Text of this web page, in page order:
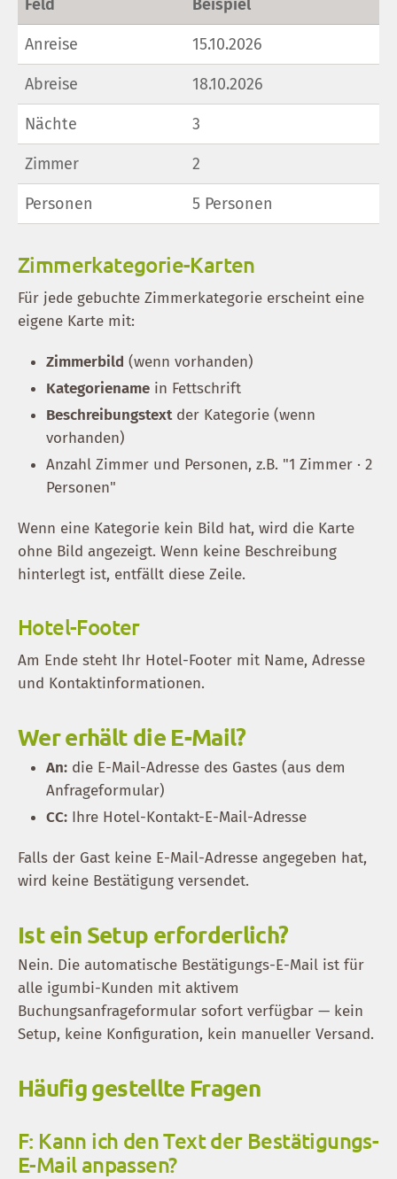
Feld Beispiel
Anreise 15.10.2026
Abreise 18.10.2026
Nächte 3
Zimmer 2
Personen 5 Personen
Zimmerkategorie-Karten
Für jede gebuchte Zimmerkategorie erscheint eine
eigene Karte mit:
Zimmerbild (wenn vorhanden)
Kategoriename in Fettschrift
Beschreibungstextder Kategorie (wenn
vorhanden)
Anzahl Zimmer und Personen, z.B. "1 Zimmer · 2
Personen"
Wenn eine Kategorie kein Bild hat, wird die Karte
ohne Bild angezeigt. Wenn keine Beschreibung
hinterlegt ist, entfällt diese Zeile.
Hotel-Footer
Am Ende steht Ihr Hotel-Footer mit Name, Adresse
und Kontaktinformationen.
Wer erhält die E-Mail?
An: die E-Mail-Adresse des Gastes (aus dem
Anfrageformular)
CC: Ihre Hotel-Kontakt-E-Mail-Adresse
Falls der Gast keine E-Mail-Adresse angegeben hat,
wird keine Bestätigung versendet.
Ist ein Setup erforderlich?
Nein. Die automatische Bestätigungs-E-Mail ist für
alle igumbi-Kunden mit aktivem
Buchungsanfrageformular sofort verfügbar — kein
Setup, keine Konfiguration, kein manueller Versand.
Häufig gestellte Fragen
F: Kann ich den Text der Bestätigungs-
E-Mail anpassen?